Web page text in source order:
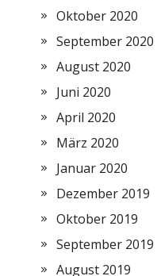
Oktober 2020
September 2020
August 2020
Juni 2020
April 2020
März 2020
Januar 2020
Dezember 2019
Oktober 2019
September 2019
August 2019